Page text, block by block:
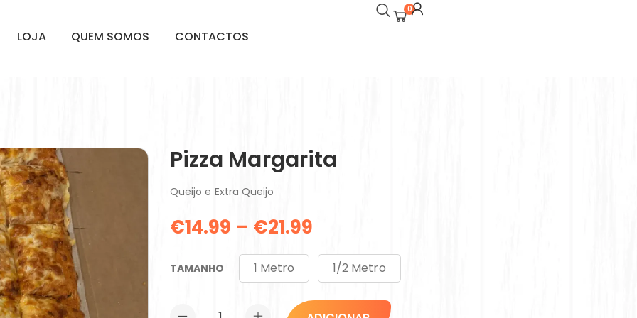
LOJA QUEM SOMOS CONTACTOS
0
Pizza Margarita
Queijo e Extra Queijo
€14.99 – €21.99
TAMANHO 1 Metro 1/2 Metro